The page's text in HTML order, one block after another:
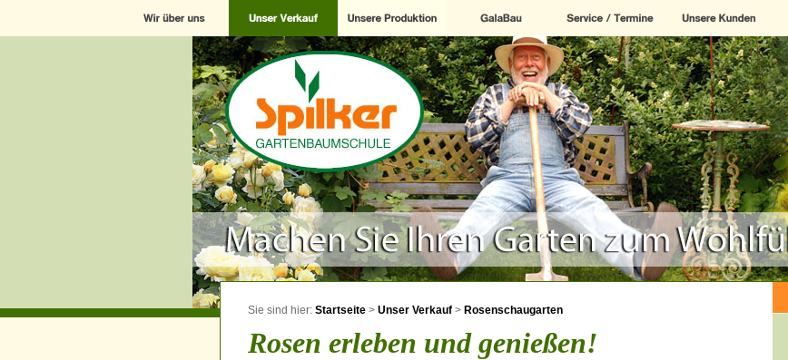
Sie sind hier: Startseite > Unser Verkauf > Rosenschaugarten
Rosen erleben und genießen!